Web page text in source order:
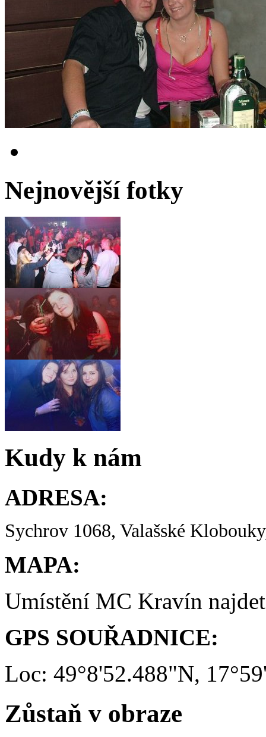
Nejnovější fotky
Kudy k nám
ADRESA:
Sychrov 1068, Valašské
MAPA:
Umístění MC Kravín
GPS SOUŘADNICE:
Loc: 49°8'52.488"N,
Zůstaň v obraze